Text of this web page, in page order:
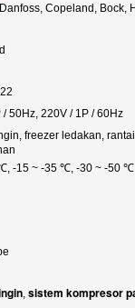
Copeland, Bock,
/ 50Hz, 220V / 1P / 60Hz
freezer ledakan,
-15 ~ -35 ℃, -30 ~ -50 ℃
, sistem kompresor